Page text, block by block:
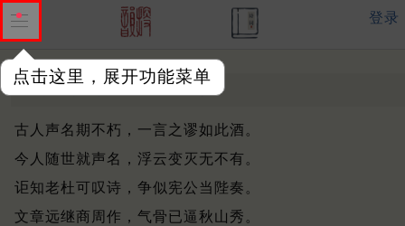
点击这里，展开功能菜单
登录
独孤宪公桧 南宋 ·张侃
古人声名期不朽，一言之谬如此酒。
今人随世就声名，浮云变灭无不有。
讵知老杜可叹诗，争似宪公当陛奏。
文章远继商周作，气骨已逼秋山秀。